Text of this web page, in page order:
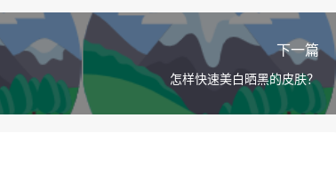
下一篇
怎样快速美白晒黑的皮肤？